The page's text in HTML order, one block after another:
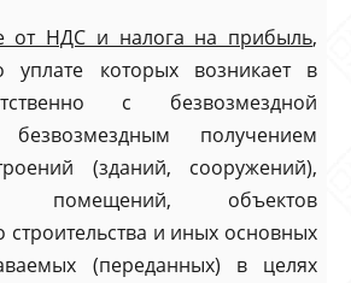
от НДС и налога на прибыль,
уплате которых возникает в
с безвозмездной
получением
(зданий, сооружений),
помещений, объектов
строительства и иных основных
(переданных) в целях